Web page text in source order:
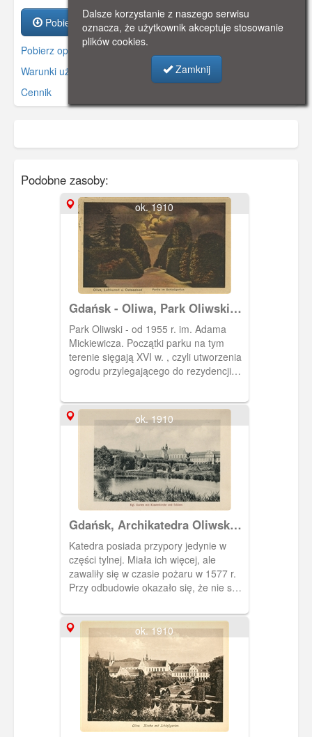
Pobierz zasób
Pobierz opis
Warunki używania zasobów.
Cennik
Podobne zasoby:
ok. 1910
Gdańsk - Oliwa, Park Oliwski
im. Adama Mickiewicza
Park Oliwski - od 1955 r. im. Adama
Mickiewicza. Początki parku na tym
terenie sięgają XVI w. , czyli utworzenia
ogrodu przylegającego do rezydencji
w rokokowy ogród. Dalszym
przekształceniom poddano na
przełomie XVIII i XIX w., kiedy to
powstały kręte alejki, mostki, pagórki,
altany, kaskada na Potoku Oliwskim. W
XIX w. park przekształcono w ogród
dendrologiczny. Na pocztówce
pokazana jest jedna z parkowych alej z
równo przystrzyżonymi drzewami oraz
krzewami.
ok. 1910
Gdańsk, Archikatedra Oliwska i
Pałac Opatów.
Katedra posiada przypory jedynie w
części tylnej. Miała ich więcej, ale
zawaliły się w czasie pożaru w 1577 r.
Przy odbudowie okazało się, że nie są
stronie.
ok. 1910
Dalsze korzystanie z naszego serwisu
oznacza, że użytkownik akceptuje stosowanie
plików cookies.
Zamknij